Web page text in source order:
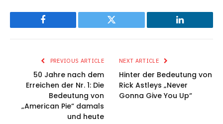
Facebook Twitter LinkedIn
PREVIOUS ARTICLE
50 Jahre nach dem
Erreichen der Nr. 1: Die
Bedeutung von
„American Pie“ damals
und heute
NEXT ARTICLE
Hinter der Bedeutung von
Rick Astleys „Never
Gonna Give You Up“